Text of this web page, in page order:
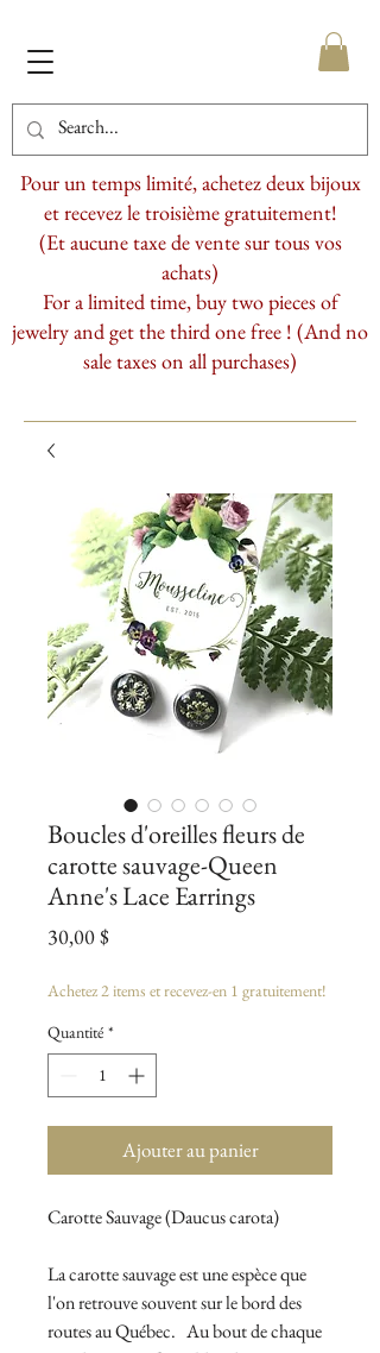
Pour un temps limité, achetez deux bijoux
et recevez le troisième gratuitement!
(Et aucune taxe de vente sur tous vos
achats)
For a limited time, buy two pieces of
jewelry and get the third one free ! (And no
sale taxes on all purchases)
Boucles d'oreilles fleurs de
carotte sauvage-Queen
Anne's Lace Earrings
30,00 $Prix
Achetez 2 items et recevez-en 1 gratuitement!
Quantité *
Ajouter au panier
Carotte Sauvage (Daucus carota)
La carotte sauvage est une espèce que
l'on retrouve souvent sur le bord des
routes au Québec. Au bout de chaque